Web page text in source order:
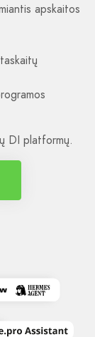
apskaitos
DI platformų.